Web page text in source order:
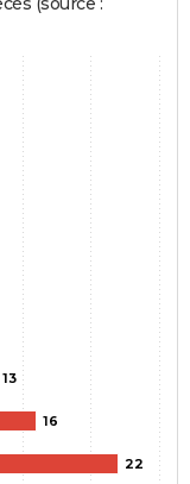
13
16
22